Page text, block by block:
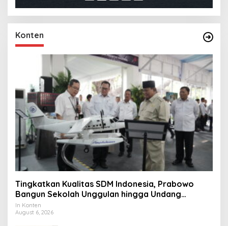
Konten
Tingkatkan Kualitas SDM Indonesia, Prabowo
Bangun Sekolah Unggulan hingga Undang
Universitas Terbaik Dunia
In Konten
August 6, 2026